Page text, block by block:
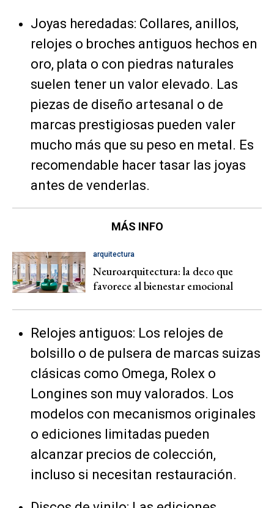
Joyas heredadas: Collares, anillos,
relojes o broches antiguos hechos en
oro, plata o con piedras naturales
suelen tener un valor elevado. Las
piezas de diseño artesanal o de
marcas prestigiosas pueden valer
mucho más que su peso en metal. Es
recomendable hacer tasar las joyas
antes de venderlas.
MÁS INFO
arquitectura
Neuroarquitectura: la deco que
favorece al bienestar emocional
Relojes antiguos: Los relojes de
bolsillo o de pulsera de marcas suizas
clásicas como Omega, Rolex o
Longines son muy valorados. Los
modelos con mecanismos originales
o ediciones limitadas pueden
alcanzar precios de colección,
incluso si necesitan restauración.